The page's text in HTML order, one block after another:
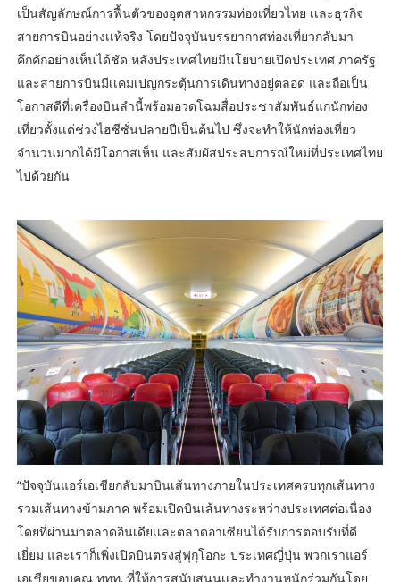
เป็นสัญลักษณ์การฟื้นตัวของอุตสาหกรรมท่องเที่ยวไทย เเละธุรกิจ
สายการบินอย่างเเท้จริง โดยปัจจุบันบรรยากาศท่องเที่ยวกลับมา
คึกคักอย่างเห็นได้ชัด หลังประเทศไทยมีนโยบายเปิดประเทศ ภาครัฐ
และสายการบินมีเเคมเปญกระตุ้นการเดินทางอยู่ตลอด และถือเป็น
โอกาสดีที่เครื่องบินลำนี้พร้อมอวดโฉมสื่อประชาสัมพันธ์แก่นักท่อง
เที่ยวตั้งเเต่ช่วงไฮซีซั่นปลายปีเป็นต้นไป ซึ่งจะทำให้นักท่องเที่ยว
จำนวนมากได้มีโอกาสเห็น และสัมผัสประสบการณ์ใหม่ที่ประเทศไทย
ไปด้วยกัน
“ปัจจุบันแอร์เอเชียกลับมาบินเส้นทางภายในประเทศครบทุกเส้นทาง
รวมเส้นทางข้ามภาค พร้อมเปิดบินเส้นทางระหว่างประเทศต่อเนื่อง
โดยที่ผ่านมาตลาดอินเดียเเละตลาดอาเซียนได้รับการตอบรับที่ดี
เยี่ยม และเราก็เพิ่งเปิดบินตรงสู่ฟุกุโอกะ ประเทศญี่ปุ่น พวกเราแอร์
เอเชียขอบคุณ ททท. ที่ให้การสนับสนุนเเละทำงานหนักร่วมกันโดย